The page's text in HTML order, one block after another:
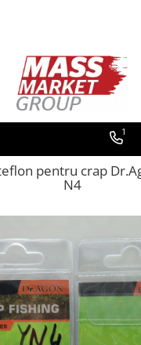
crap
suporti
Pluta
1
pentru crap
N4